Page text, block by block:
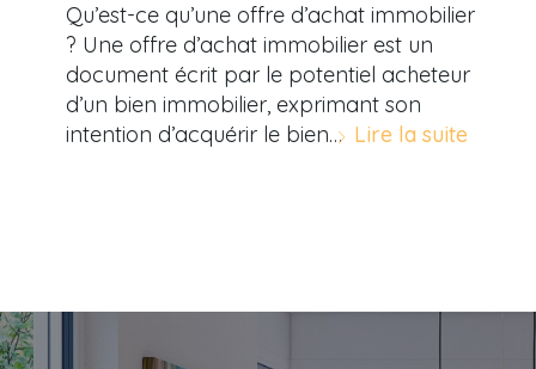
Qu’est-ce qu’une offre d’achat immobilier
? Une offre d’achat immobilier est un
document écrit par le potentiel acheteur
d’un bien immobilier, exprimant son
intention d’acquérir le bien… Lire la suite